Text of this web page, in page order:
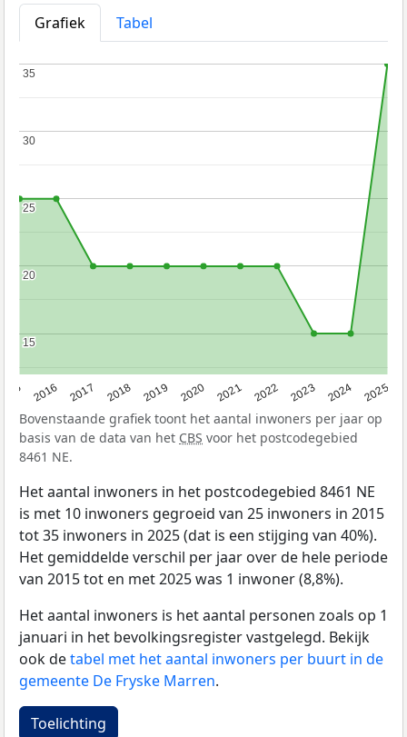
Grafiek
Tabel
2016 2017 2018 2019 2020 2021 2022 2023 2024 2025
15
15
20
20
25
25
30
30
35
35
Bovenstaande grafiek toont het aantal inwoners per jaar op
basis van de data van het CBS voor het postcodegebied
8461 NE.
Het aantal inwoners in het postcodegebied 8461 NE
is met 10 inwoners gegroeid van 25 inwoners in 2015
tot 35 inwoners in 2025 (dat is een stijging van 40%).
Het gemiddelde verschil per jaar over de hele periode
van 2015 tot en met 2025 was 1 inwoner (8,8%).
Het aantal inwoners is het aantal personen zoals op 1
januari in het bevolkingsregister vastgelegd. Bekijk
ook detabel met het aantal inwoners per buurt in de
gemeente De Fryske Marren.
Toelichting